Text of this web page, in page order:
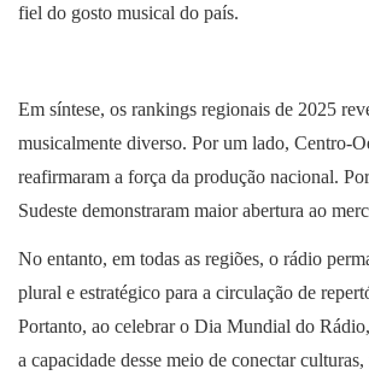
fiel do gosto musical do país.
Em síntese, os rankings regionais de 2025
musicalmente diverso. Por um lado, Centro-
reafirmaram a força da produção nacional.
Sudeste demonstraram maior abertura ao
No entanto, em todas as regiões, o rádio
plural e estratégico para a circulação de
Portanto, ao celebrar o Dia Mundial do
a capacidade desse meio de conectar